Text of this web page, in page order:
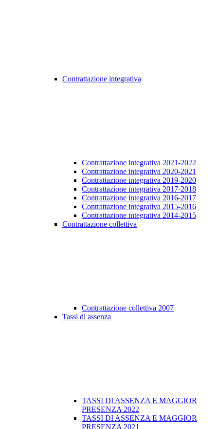
Contrattazione integrativa
Contrattazione integrativa 2021-2022
Contrattazione integrativa 2020-2021
Contrattazione integrativa 2019-2020
Contrattazione integrativa 2017-2018
Contrattazione integrativa 2016-2017
Contrattazione integrativa 2015-2016
Contrattazione integrativa 2014-2015
Contrattazione collettiva
Contrattazione collettiva 2007
Tassi di assenza
TASSI DI ASSENZA E MAGGIOR
PRESENZA 2022
TASSI DI ASSENZA E MAGGIOR
PRESENZA 2021